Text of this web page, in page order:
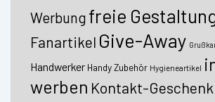
Werbung freie
Fanartikel Give-Away
Handwerker Handy Zubehör Hygieneartikel
werben Kontakt-Geschenk